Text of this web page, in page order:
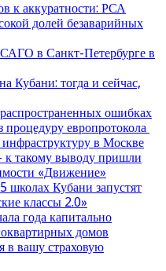
к аккуратности: РСА
долей безаварийных
в Санкт-Петербурге в
Кубани: тогда и сейчас,
ошибках
европротокола
в Москве
такому выводу пришли
«Движение»
школах Кубани запустят
классы 2.0»
года капитально
домов
в вашу страховую